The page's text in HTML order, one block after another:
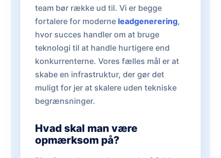
team bør række ud til. Vi er begge
fortalere for moderne leadgenerering,
hvor succes handler om at bruge
teknologi til at handle hurtigere end
konkurrenterne. Vores fælles mål er at
skabe en infrastruktur, der gør det
muligt for jer at skalere uden tekniske
begrænsninger.
Hvad skal man være
opmærksom på?